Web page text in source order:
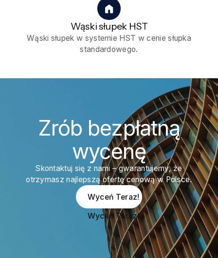
Wąski słupek HST
Wąski słupek w systemie HST w cenie słupka
standardowego.
Zrób bezpłatną
wycenę
Skontaktuj się z nami – gwarantujemy, że
otrzymasz najlepszą ofertę cenową w Polsce.
Wyceń Teraz!
Wyceń Teraz!